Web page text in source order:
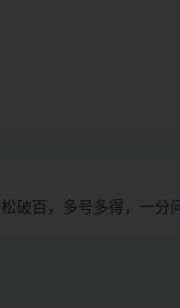
破百，多号多得，一分